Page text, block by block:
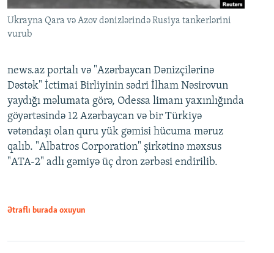
Ukrayna Qara və Azov dənizlərində Rusiya tankerlərini
vurub
news.az portalı və "Azərbaycan Dənizçilərinə
Dəstək" İctimai Birliyinin sədri İlham Nəsirovun
yaydığı məlumata görə, Odessa limanı yaxınlığında
göyərtəsində 12 Azərbaycan və bir Türkiyə
vətəndaşı olan quru yük gəmisi hücuma məruz
qalıb. "Albatros Corporation" şirkətinə məxsus
"ATA-2" adlı gəmiyə üç dron zərbəsi endirilib.
Ətraflı burada oxuyun